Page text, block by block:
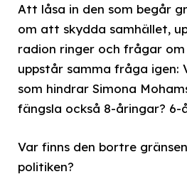
Att låsa in den som begår
om att skydda samhället,
radion ringer och frågar om
uppstår samma fråga igen:
som hindrar Simona
fängsla också 8-åringar? 6-
Var finns den bortre
politiken?